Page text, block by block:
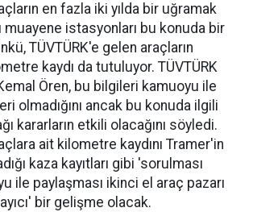
en fazla iki yılda bir uğramak
istasyonları bu konuda bir
TÜVTÜRK'e gelen araçların
kaydı da tutuluyor. TÜVTÜRK
Ören, bu bilgileri kamuoyu ile
olmadığını ancak bu konuda ilgili
kararların etkili olacağını söyledi.
ait kilometre kaydını Tramer'in
kaza kayıtları gibi 'sorulması
ile paylaşması ikinci el araç pazarı
bir gelişme olacak.